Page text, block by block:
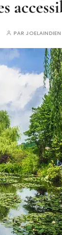
PAR JOELAINDIEN